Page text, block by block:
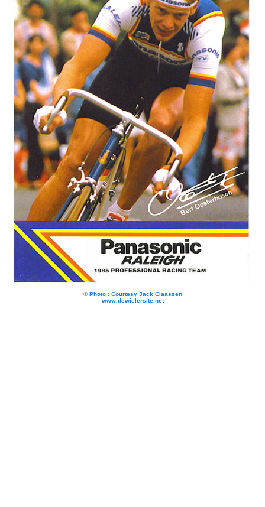
© Photo : Courtesy Jack Claassen
www.dewielersite.net